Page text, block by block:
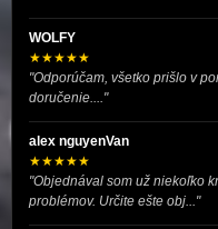
WOLFY
★★★★★
"Odporúčam, všetko prišlo v
doručenie...."
alex nguyenVan
★★★★★
"Objednával som už niekoľko
problémov. Určite ešte obj..."